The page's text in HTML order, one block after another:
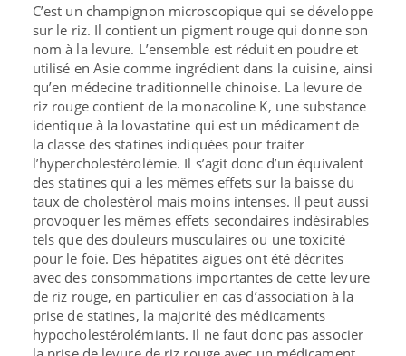
C’est un champignon microscopique qui se développe
sur le riz. Il contient un pigment rouge qui donne son
nom à la levure. L’ensemble est réduit en poudre et
utilisé en Asie comme ingrédient dans la cuisine, ainsi
qu’en médecine traditionnelle chinoise. La levure de
riz rouge contient de la monacoline K, une substance
identique à la lovastatine qui est un médicament de
la classe des statines indiquées pour traiter
l’hypercholestérolémie. Il s’agit donc d’un équivalent
des statines qui a les mêmes effets sur la baisse du
taux de cholestérol mais moins intenses. Il peut aussi
provoquer les mêmes effets secondaires indésirables
tels que des douleurs musculaires ou une toxicité
pour le foie. Des hépatites aiguës ont été décrites
avec des consommations importantes de cette levure
de riz rouge, en particulier en cas d’association à la
prise de statines, la majorité des médicaments
hypocholestérolémiants. Il ne faut donc pas associer